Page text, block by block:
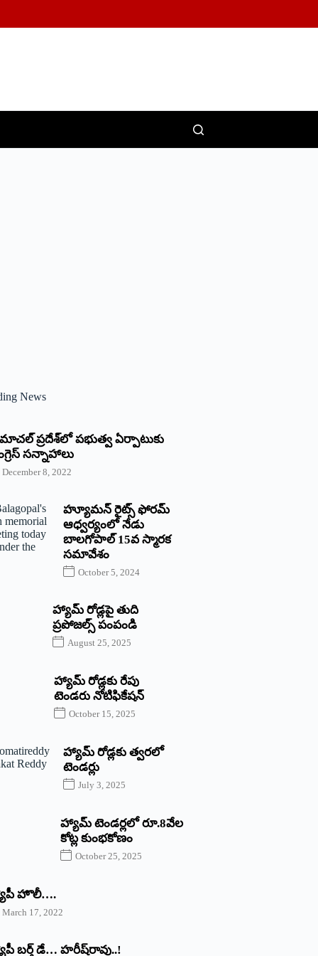
News
‌ప్రదేశ్‌లో పభుత్వ ఏర్పాటుకు
‌సన్నాహాలు
December 8, 2022
హ్యూమన్‌ రైట్స్‌ ఫోరమ్‌
ఆధ్వర్యంలో నేడు
బాలగోపాల్‌ 15వ స్మారక
సమావేశం
October 5, 2024
హ్యామ్‌ రోడ్లపై తుది
ప్రపోజల్స్‌ పంపండి
August 25, 2025
హ్యామ్‌ రోడ్లకు రేపు
టెండరు నోటిఫికేషన్‌
October 15, 2025
హ్యామ్‌ రోడ్లకు త్వరలో
టెండర్లు
July 3, 2025
హ్యామ్‌ ‌టెండర్లలో రూ.8వేల
కోట్ల కుంభకోణం
October 25, 2025
హొలీ….
March 17, 2022
బర్త్ ‌డే… హరీష్‌రావు..!